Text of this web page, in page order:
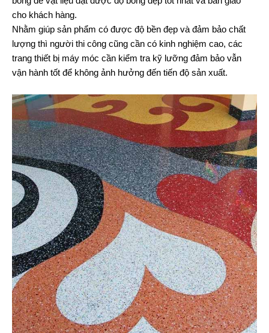
cho khách hàng.
Nhằm giúp sản phẩm có được độ bền đẹp và đảm bảo chất
lượng thì người thi công cũng cần có kinh nghiệm cao, các
trang thiết bị máy móc cần kiểm tra kỹ lưỡng đảm bảo vẫn
vận hành tốt để không ảnh hưởng đến tiến độ sản xuất.